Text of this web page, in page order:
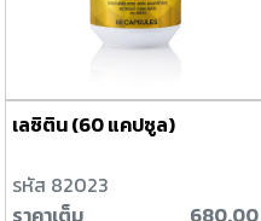
เลซิติน (60 แคปซูล)
รหัส 82023
ราคาเต็ม
680.00